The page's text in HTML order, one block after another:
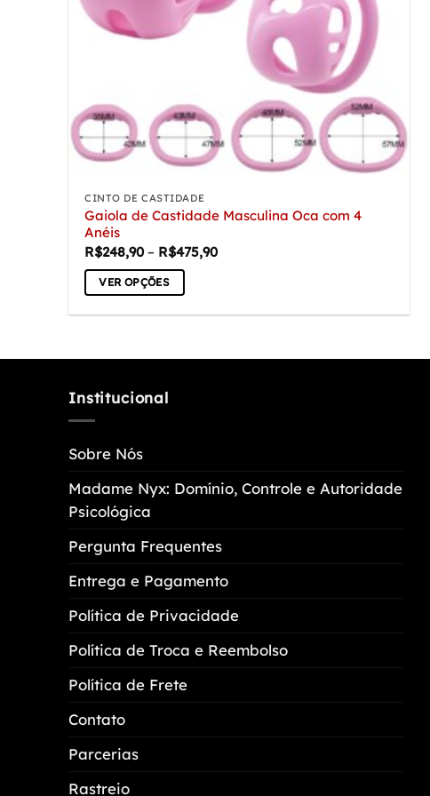
CINTO DE CASTIDADE
Gaiola de Castidade Masculina Oca com 4
Anéis
R$248,90 – R$475,90Faixa
R$475,90
VER OPÇÕES
variantes.
podem
escolhidas
na
página
produto
Institucional
Sobre Nós
Madame Nyx: Domínio, Controle e Autoridade
Psicológica
Pergunta Frequentes
Entrega e Pagamento
Política de Privacidade
Política de Troca e Reembolso
Política de Frete
Contato
Parcerias
Rastreio